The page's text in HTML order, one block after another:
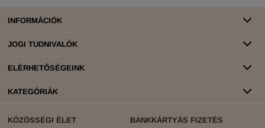
INFORMÁCIÓK
JOGI TUDNIVALÓK
ELÉRHETŐSÉGEINK
KATEGÓRIÁK
KÖZÖSSÉGI ÉLET BANKKÁRTYÁS FIZETÉS